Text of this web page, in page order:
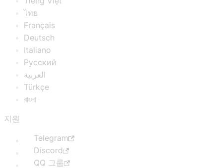
ไทย
Français
Deutsch
Italiano
Русский
العربية
Türkçe
বাংলা
지원
Telegram
Discord
QQ 그룹